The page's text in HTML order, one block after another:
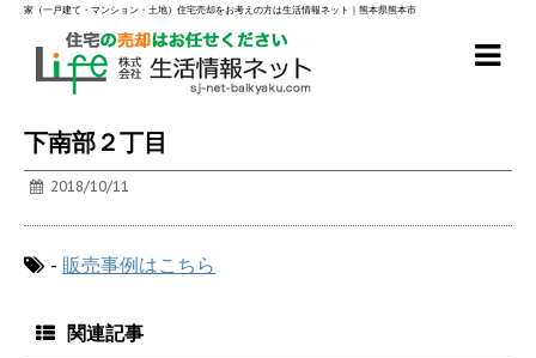
家（一戸建て・マンション・土地）住宅売却をお考えの方は生活情報ネット｜熊本県熊本市
下南部２丁目
2018/10/11
- 販売事例はこちら
関連記事